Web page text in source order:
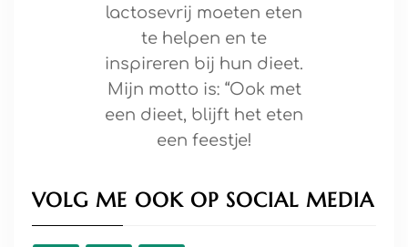
lactosevrij moeten eten
te helpen en te
inspireren bij hun dieet.
Mijn motto is: “Ook met
een dieet, blijft het eten
een feestje!
VOLG ME OOK OP SOCIAL MEDIA